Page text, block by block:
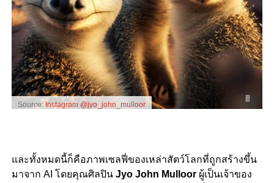
Source: Instagram @jyo_john_mulloor
และทั้งหมดนี้ก็คือภาพเซลฟี่ของเหล่าสัตว์โลกที่ถูกสร้างขึ้น
มาจาก AI โดยคุณศิลปิน Jyo John Mulloorผู้เป็นเจ้าของ